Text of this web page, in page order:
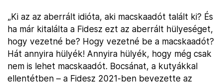
„Ki az az aberrált idióta, aki macskaadót talált ki? És
ha már kitalálta a Fidesz ezt az aberrált hülyeséget,
hogy vezetné be? Hogy vezetné be a macskaadót?
Hát annyira hülyék! Annyira hülyék, hogy még csak
nem is lehet macskaadót. Bocsánat, a kutyákkal
ellentétben – a Fidesz 2021-ben bevezette az